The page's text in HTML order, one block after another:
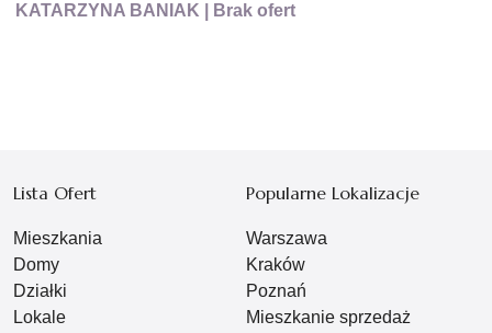
KATARZYNA BANIAK | Brak ofert
Lista Ofert
Mieszkania
Domy
Działki
Lokale
Popularne Lokalizacje
Warszawa
Kraków
Poznań
Mieszkanie sprzedaż